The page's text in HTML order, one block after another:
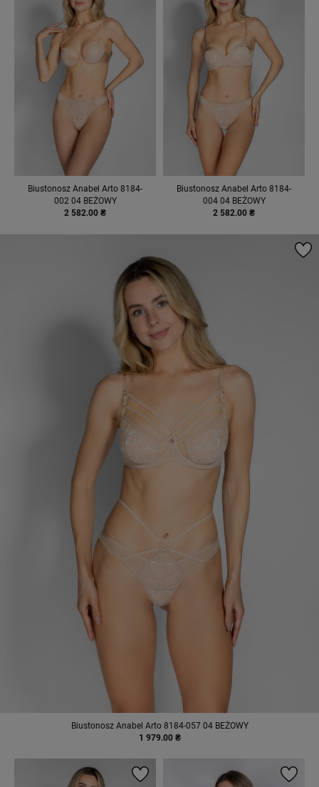
Biustonosz Anabel Arto 8184-
002 04 BEŻOWY
2 582.00 ₴
Biustonosz Anabel Arto 8184-
004 04 BEŻOWY
2 582.00 ₴
Biustonosz Anabel Arto 8184-057 04 BEŻOWY
1 979.00 ₴